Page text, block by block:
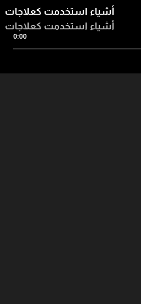
0:00
أشياء استخدمت كعلاجات
أشياء استخدمت كعلاجات